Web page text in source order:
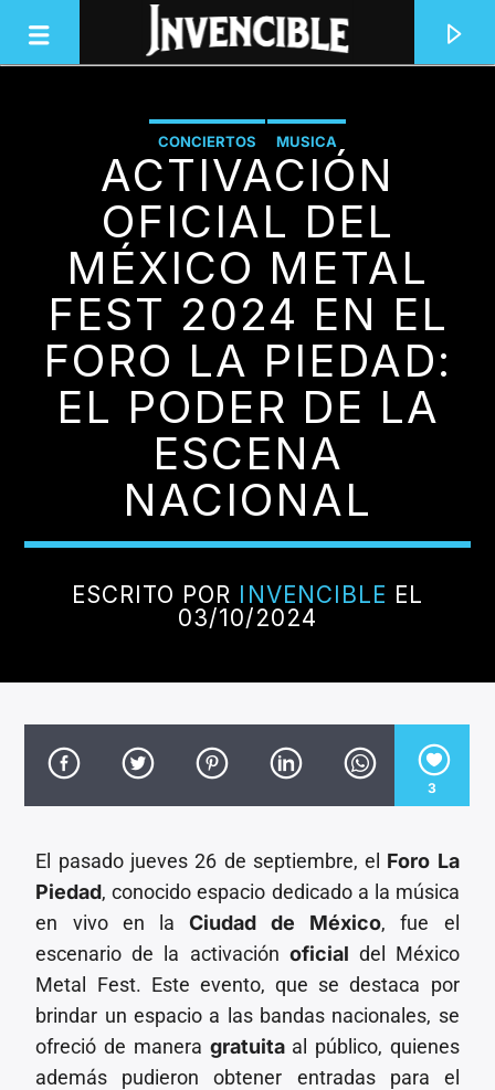
INVENCIBLE RADIO
JUNTOS SOMOS INVENCIBLES
CANCIÓN ACTUAL
Invencible Radio
CONCIERTOS MUSICA
ACTIVACIÓN
OFICIAL DEL
MÉXICO METAL
FEST 2024 EN EL
FORO LA PIEDAD:
EL PODER DE LA
ESCENA
NACIONAL
ESCRITO POR INVENCIBLE EL
03/10/2024
3
El pasado jueves 26 de septiembre, el Foro La
Piedad, conocido espacio dedicado a la música
en vivo en la Ciudad de México, fue el
escenario de la activación oficial del México
Metal Fest. Este evento, que se destaca por
brindar un espacio a las bandas nacionales, se
ofreció de manera gratuitaal público, quienes
además pudieron obtener entradas para el